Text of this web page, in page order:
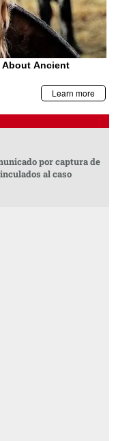
por captura de
al caso